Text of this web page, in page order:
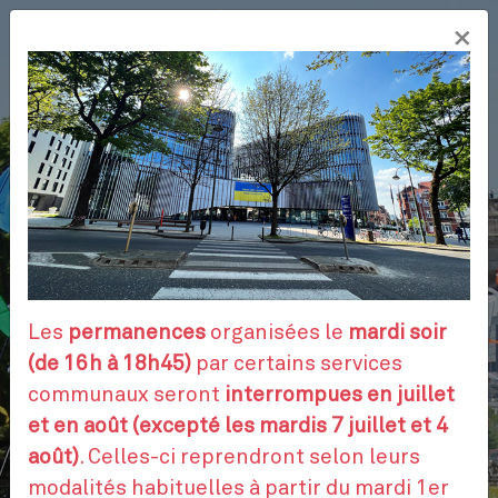
Aller
contenu
principal
VOS DÉMARCHES
RENDEZ-VOUS
CONTACTEZ-NOUS
FR
×
Les permanences organisées le mardi soir
(de 16h à 18h45) par certains services
communaux seront interrompues en juillet
et en août (excepté les mardis 7 juillet et 4
août). Celles-ci reprendront selon leurs
modalités habituelles à partir du mardi 1er